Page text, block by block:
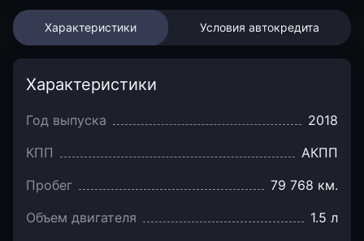
Характеристики Условия автокредита
Характеристики
Год выпуска
2018
КПП
АКПП
Пробег
79 768 км.
Объем двигателя
1.5 л